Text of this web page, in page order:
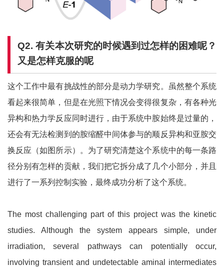
Q2.有关本次研究的时候遇到过怎样的困难呢？
又是怎样克服的呢
这个工作中最有挑战性的部分是动力学研究。虽然整个系统
看起来很简单，但是在光照下情况会变得很复杂，有各种光
异构和热力学反应同时进行，由于系统中胺始终是过量的，
还会有无法检测到的胺缩醛中间体参与的顺反异构和亚胺交
换反应（如图所示）。为了研究清楚这个系统中的每一条路
径分别有怎样的贡献，我们把它拆分成了几个小部分，并且
进行了一系列控制实验，最终成功分析了这个系统。
The most challenging part of this project was the kinetic
studies. Although the system appears simple, under
irradiation, several pathways can potentially occur,
involving transient and undetectable aminal intermediates